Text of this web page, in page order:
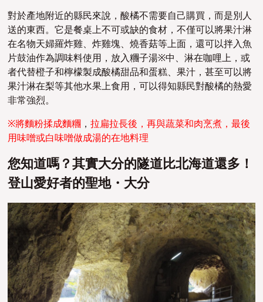
對於產地附近的縣民來說，酸橘不需要自己購買，而是別人
送的東西。它是餐桌上不可或缺的食材，不僅可以將果汁淋
在名物天婦羅炸雞、炸雞塊、燒香菇等上面，還可以拌入魚
片鼓油作為調味料使用，放入糰子湯※中、淋在咖哩上，或
者代替橙子和檸檬製成酸橘甜品和蛋糕、果汁，甚至可以將
果汁淋在梨等其他水果上食用，可以得知縣民對酸橘的熱愛
非常強烈。
※將麵粉揉成麵糰 ，拉扁拉長後，再與蔬菜和肉烹煮，最後
用味噌或白味噌做成湯的在地料理
您知道嗎？其實大分的隧道比北海道還多！
登山愛好者的聖地・大分